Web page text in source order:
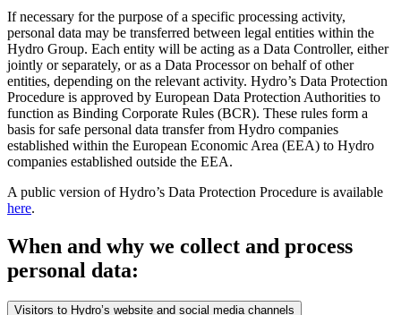
If necessary for the purpose of a specific processing activity,
personal data may be transferred between legal entities within the
Hydro Group. Each entity will be acting as a Data Controller, either
jointly or separately, or as a Data Processor on behalf of other
entities, depending on the relevant activity. Hydro’s Data Protection
Procedure is approved by European Data Protection Authorities to
function as Binding Corporate Rules (BCR). These rules form a
basis for safe personal data transfer from Hydro companies
established within the European Economic Area (EEA) to Hydro
companies established outside the EEA.
A public version of Hydro’s Data Protection Procedure is available
here.
When and why we collect and process
personal data:
Visitors to Hydro’s website and social media channels